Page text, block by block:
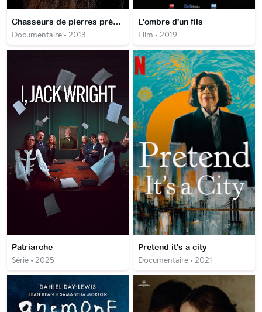
Chasseurs de pierres précieuses
Documentaire • 2013
L'ombre d'un fils
Film • 2019
Patriarche
Série • 2025
Pretend it's a city
Documentaire • 2021